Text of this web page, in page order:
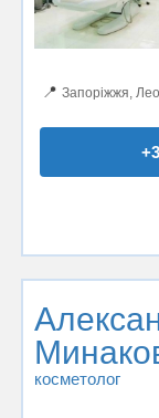
📍 Запоріжжя,
косметолог